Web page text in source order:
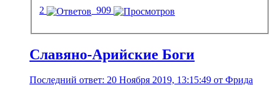
2
909
Славяно-Арийские Боги
Последний ответ: 20 Ноября 2019, 13:15:49 от Фрида